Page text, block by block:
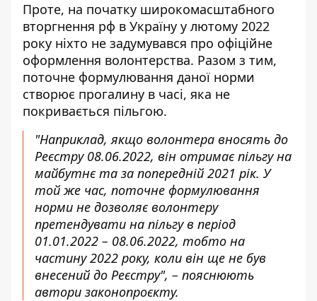
Проте, на початку широкомасштабного
вторгнення рф в Україну у лютому 2022
року ніхто не задумувався про офіційне
оформлення волонтерства. Разом з тим,
поточне формулювання даної норми
створює прогалину в часі, яка не
покривається пільгою.
"Наприклад, якщо волонтера вносять до
Реєстру 08.06.2022, він отримає пільгу на
майбутнє та за попередній 2021 рік. У
той же час, поточне формулювання
норми не дозволяє волонтеру
претендувати на пільгу в період
01.01.2022 – 08.06.2022, тобто на
частину 2022 року, коли він ще не був
внесений до Реєстру", – пояснюють
автори законопроєкту.